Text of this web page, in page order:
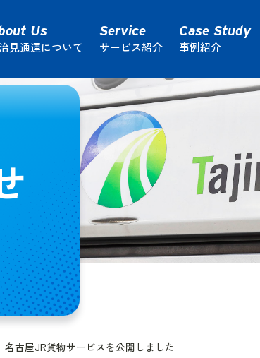
見通運について サービス紹介
貸切トラック輸送
事例紹介
多治見通運コラム
名古屋JR貨物サービスを公開しました